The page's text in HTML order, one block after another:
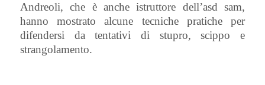
Andreoli, che è anche istruttore dell’asd sam,
hanno mostrato alcune tecniche pratiche per
difendersi da tentativi di stupro, scippo e
strangolamento.